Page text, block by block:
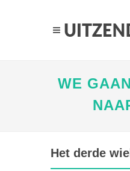
WE
Het derde wiel